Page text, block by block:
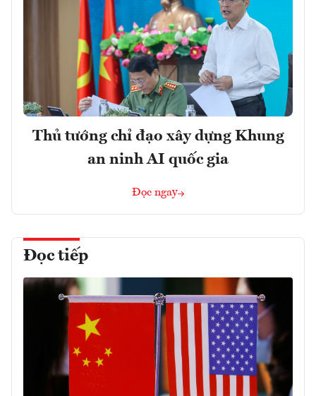
Thủ tướng chỉ đạo xây dựng Khung
an ninh AI quốc gia
Đọc ngay
Đọc tiếp